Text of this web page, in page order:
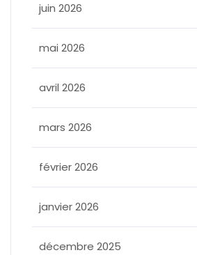
juin 2026
mai 2026
avril 2026
mars 2026
février 2026
janvier 2026
décembre 2025